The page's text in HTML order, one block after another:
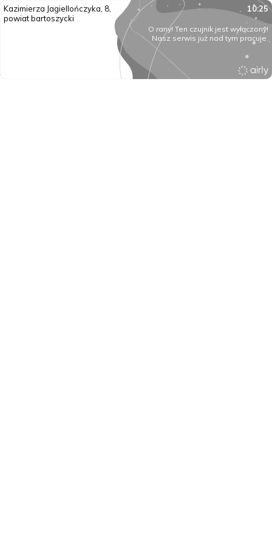
Kazimierza Jagiellończyka, 8,
powiat bartoszycki
10:25
O rany! Ten czujnik jest wyłączony!
Nasz serwis już nad tym pracuje.